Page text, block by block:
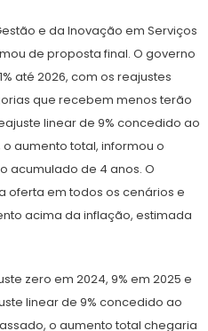
e da Inovação em Serviços
de proposta final. O governo
até 2026, com os reajustes
que recebem menos terão
linear de 9% concedido ao
aumento total, informou o
acumulado de 4 anos. O
oferta em todos os cenários e
acima da inflação, estimada
zero em 2024, 9% em 2025 e
linear de 9% concedido ao
o aumento total chegaria